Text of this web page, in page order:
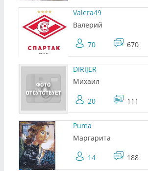
Valera49
Валерий
70 670
DIRIJER
Михаил
20 111
Puma
Маргарита
14 188